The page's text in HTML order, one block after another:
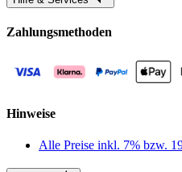
Zahlungsmethoden
Hinweise
Alle Preise inkl. 7% bzw.